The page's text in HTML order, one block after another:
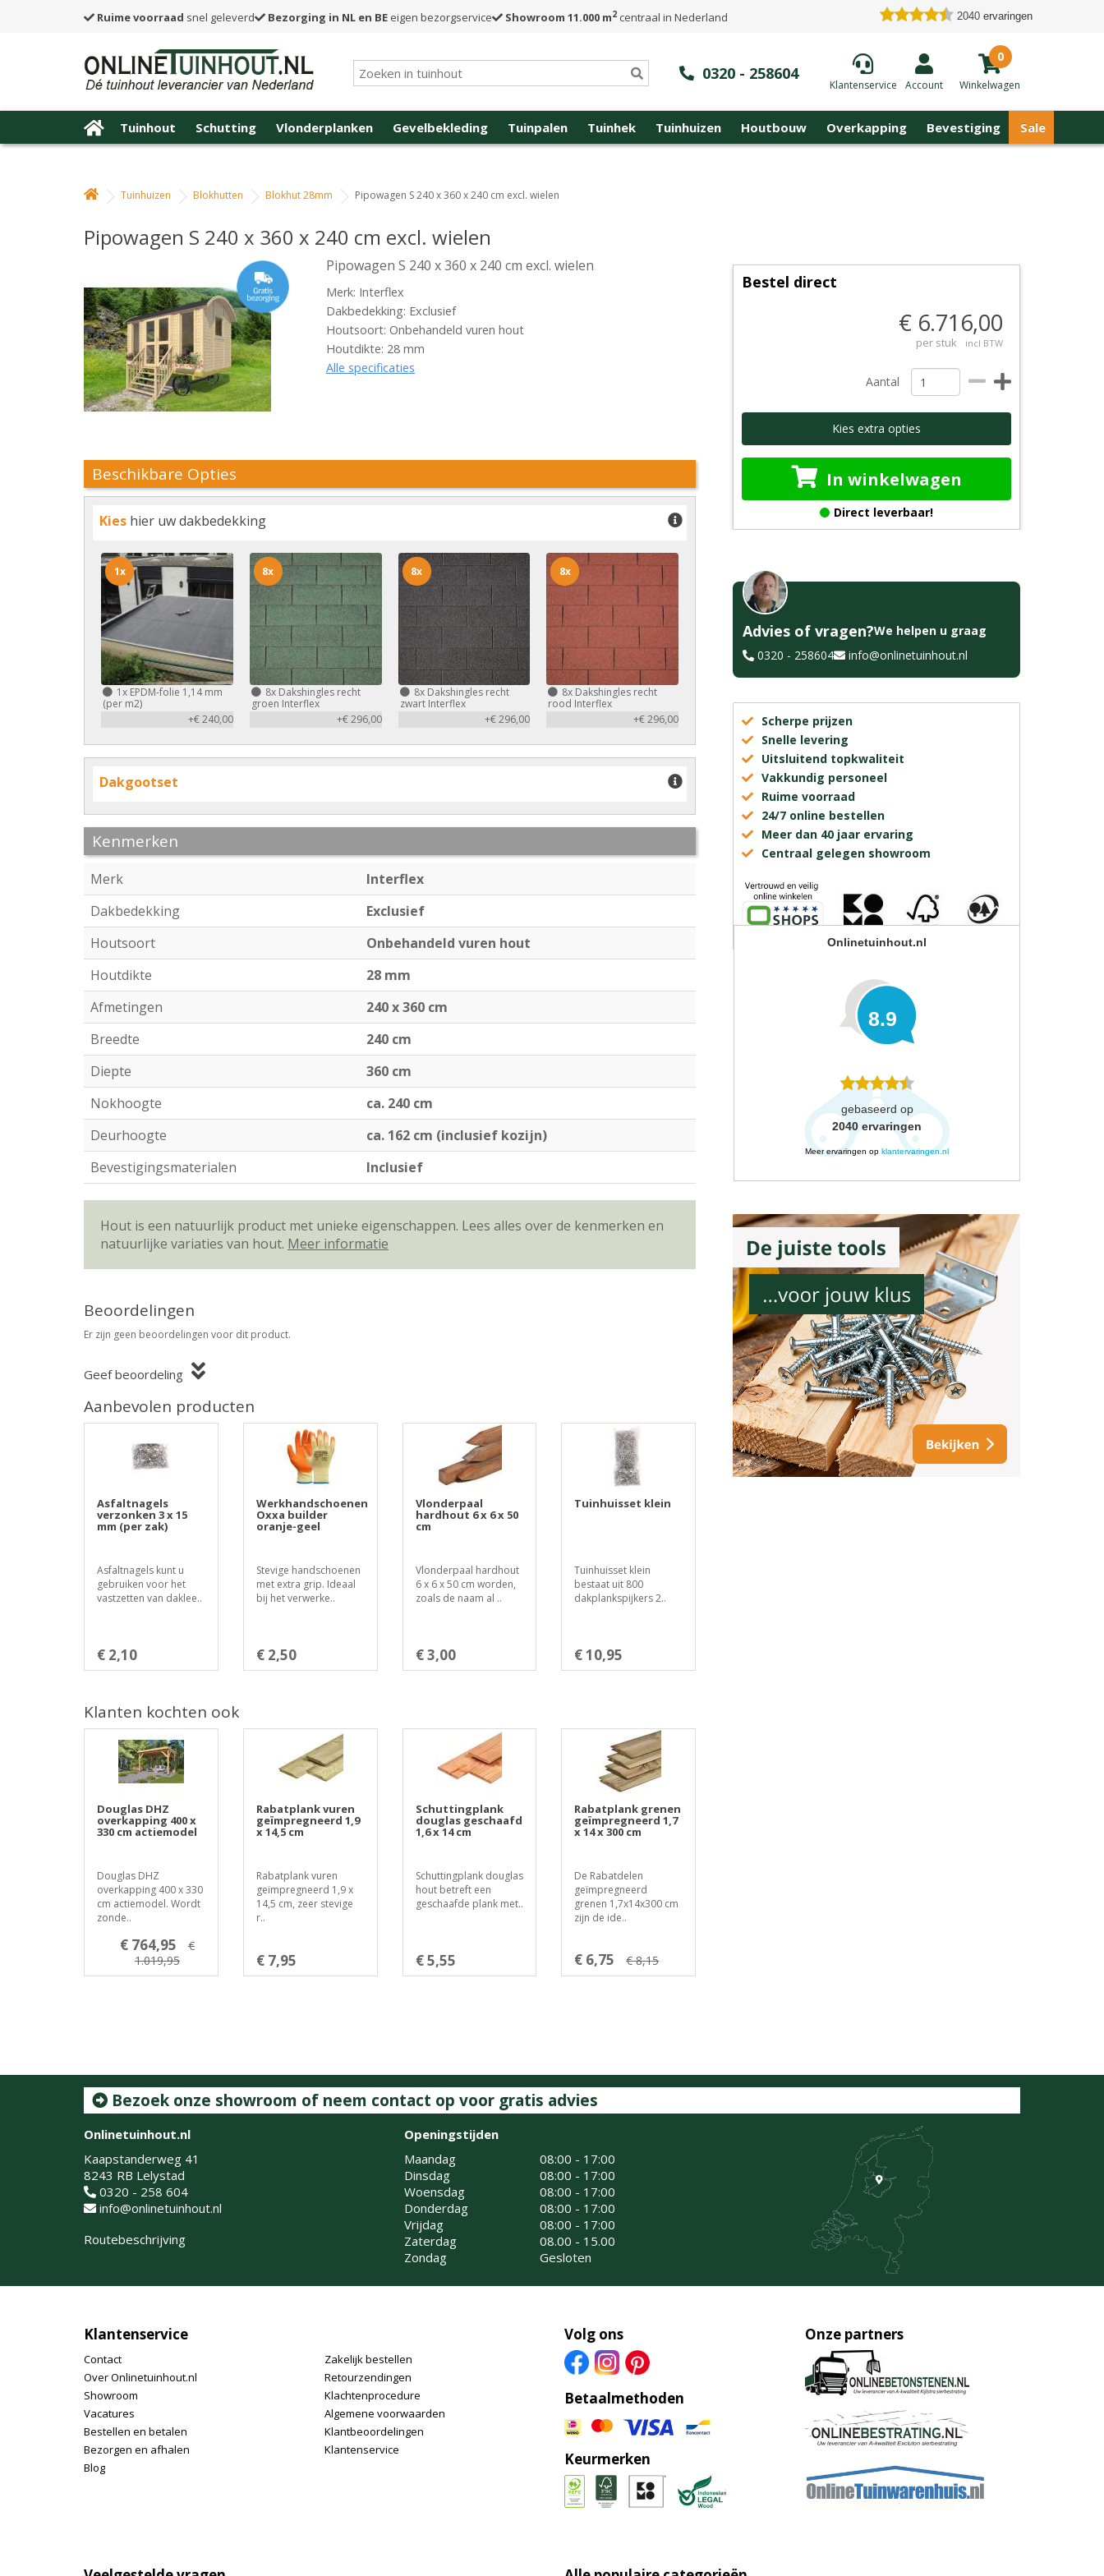
Ruime voorraad snel geleverd Bezorging in NL en BE eigen bezorgservice Showroom 11.000 m2centraal in Nederland 2040 ervaringen
0320 - 258604
Klantenservice Account
0
Winkelwagen
Tuinhout Schutting Vlonderplanken Gevelbekleding Tuinpalen Tuinhek Tuinhuizen Houtbouw Overkapping Bevestiging Sale
Tuinhuizen Blokhutten Blokhut 28mm Pipowagen S 240 x 360 x 240 cm excl. wielen
Pipowagen S 240 x 360 x 240 cm excl. wielen
Pipowagen S 240 x 360 x 240 cm excl. wielen
Merk: Interflex
Dakbedekking: Exclusief
Houtsoort: Onbehandeld vuren hout
Houtdikte: 28 mm
Alle specificaties
Beschikbare Opties
Kies hier uw dakbedekking
1x EPDM-folie 1,14 mm
(per m2)
+€ 240,00
1x
8xDakshingles recht
groen Interflex
+€ 296,00
8x
8xDakshingles recht
zwart Interflex
+€ 296,00
8x
8x Dakshingles recht
rood Interflex
+€ 296,00
8x
Dakgootset
Kenmerken
Merk
Interflex
Dakbedekking
Exclusief
Houtsoort
Onbehandeld vuren hout
Houtdikte
28 mm
Afmetingen
240 x 360 cm
Breedte
240 cm
Diepte
360 cm
Nokhoogte
ca. 240 cm
Deurhoogte
ca. 162 cm (inclusief kozijn)
Bevestigingsmaterialen
Inclusief
Hout is een natuurlijk product met unieke eigenschappen. Lees alles over de kenmerken en
natuurlijke variaties van hout. Meer informatie
Beoordelingen
Er zijn geen beoordelingen voor dit product.
Geef beoordeling
Aanbevolen producten
Asfaltnagels
verzonken 3 x 15
mm (per zak)
Asfaltnagels kunt u
gebruiken voor het
vastzetten van daklee..
€ 2,10
Werkhandschoenen
Oxxa builder
oranje-geel
Stevige handschoenen
met extra grip. Ideaal
bij het verwerke..
€ 2,50
Vlonderpaal
hardhout 6 x 6 x 50
cm
Vlonderpaal hardhout
6 x 6 x 50 cm worden,
zoals de naam al ..
€ 3,00
Tuinhuisset klein
Tuinhuisset klein
bestaat uit 800
dakplankspijkers 2..
€ 10,95
Klanten kochten ook
Douglas DHZ
overkapping 400 x
330 cm actiemodel
Douglas DHZ
overkapping 400 x 330
cm actiemodel. Wordt
zonde..
€ 764,95
€
1.019,95
Rabatplank vuren
geïmpregneerd 1,9
x 14,5 cm
Rabatplank vuren
geïmpregneerd 1,9 x
14,5 cm, zeer stevige
r..
€ 7,95
Schuttingplank
douglas geschaafd
1,6 x 14 cm
Schuttingplank douglas
hout betreft een
geschaafde plank met..
€ 5,55
Rabatplank grenen
geïmpregneerd 1,7
x 14 x 300 cm
De Rabatdelen
geïmpregneerd
grenen 1,7x14x300 cm
zijn de ide..
€ 6,75 € 8,15
Bestel direct
€ 6.716,00
per stuk incl BTW
Aantal
Kies extra opties
In winkelwagen
Direct leverbaar!
Advies of vragen?We helpen u graag
0320 - 258604
info@onlinetuinhout.nl
Scherpe prijzen
Snelle levering
Uitsluitend topkwaliteit
Vakkundig personeel
Ruime voorraad
24/7 online bestellen
Meer dan 40 jaar ervaring
Centraal gelegen showroom
Onlinetuinhout.nl
8.9
gebaseerd op
2040 ervaringen
Meer ervaringen op klantervaringen.nl
Bezoek onze showroom of neem contact op voor gratis advies
Onlinetuinhout.nl
Kaapstanderweg 41
8243 RB Lelystad
0320 - 258 604
info@onlinetuinhout.nl
Routebeschrijving
Openingstijden
Maandag
08:00 - 17:00
Dinsdag
08:00 - 17:00
Woensdag
08:00 - 17:00
Donderdag
08:00 - 17:00
Vrijdag
08:00 - 17:00
Zaterdag
08.00 - 15.00
Zondag
Gesloten
Klantenservice
Contact
Over Onlinetuinhout.nl
Showroom
Vacatures
Bestellen en betalen
Bezorgen en afhalen
Blog
Zakelijk bestellen
Retourzendingen
Klachtenprocedure
Algemene voorwaarden
Klantbeoordelingen
Klantenservice
Volg ons
Betaalmethoden
Keurmerken
Onze partners